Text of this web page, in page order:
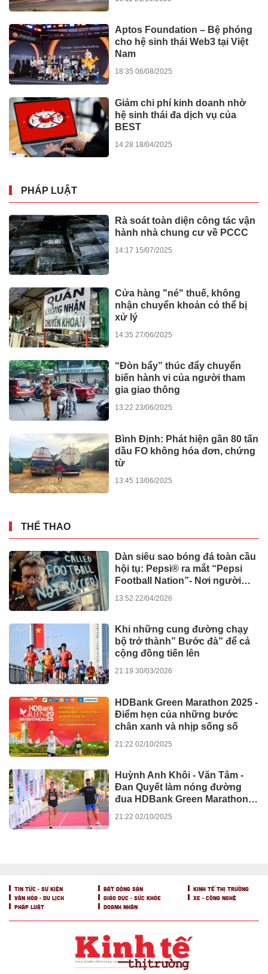
VĂN HÓA - DU LỊCH
Bộ phim điện ảnh “ Tây Sơn
thất hổ tưởng “ chính thức khai
máy
Dấu ấn sự kiện “Tỏa sáng
cùng nữ Doanh nhân Sài Gòn”-
Lan tỏa giá trị văn hóa, đồng
nghiệm văn hóa Tết tại “Chung
vị Tết Việt, gắn kết muôn miền”
22:38 25/01/2026
Văn hóa Á Đông”
07:00 30/11/2025
GIÁO DỤC - SỨC KHỎE
Đau thắt lưng suốt 2 năm, đến
iBONE FiSiO mới biết nguyên
nhân
Bát nháo xe tự chế chở bệnh
nhân bủa vây bệnh viện lớn ở
TPHCM
khớp, vì sao cần điều trị tâm
thần kinh?
14:37 09/12/2025
Vantive công bố các nghiên
14:59 30/10/2025
XE - CÔNG NGHỆ
Kawasaki W230 chính thức ra
mắt với mức giá 124,9 triệu
đồng
Kawasaki Motors Việt Nam
chính thức giới thiệu Ninja ZX-
6R ABS 2025
Nam
18:35 06/08/2025
Giảm chi phí kinh doanh nhờ
hệ sinh thái đa dịch vụ của
BEST